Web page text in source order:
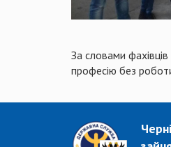
За словами
професію без